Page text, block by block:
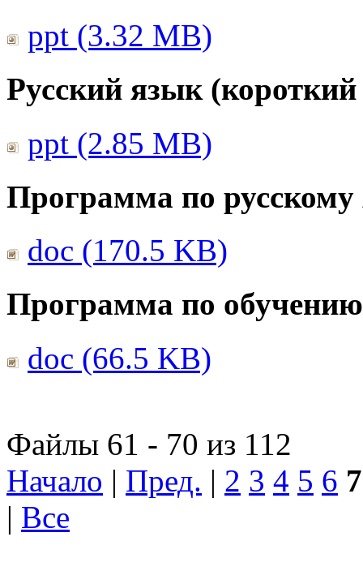
ppt (3.32 MB)
Русский язык
ppt (2.85 MB)
Программа по русскому
doc (170.5 KB)
Программа по
doc (66.5 KB)
Файлы 61 - 70 из 112
Начало | Пред. | 2 3 4 5 6 7
| Все